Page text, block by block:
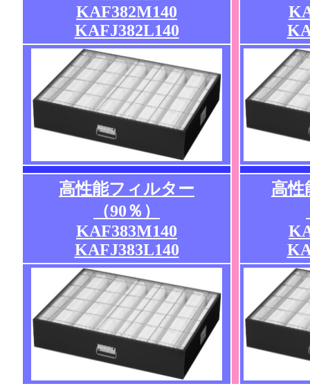
KAF382M140
KAFJ382L140
高性能フィルター
（90％）
KAF383M140
KAFJ383L140
高性